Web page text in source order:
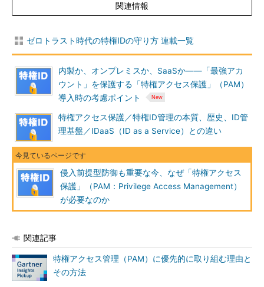
関連情報
ゼロトラスト時代の特権IDの守り方 連載一覧
内製か、オンプレミスか、SaaSか――「最強アカ
ウント」を保護する「特権アクセス保護」（PAM）
導入時の考慮ポイント
特権アクセス保護／特権ID管理の本質、歴史、ID管
理基盤／IDaaS（ID as a Service）との違い
侵入前提型防御も重要な今、なぜ「特権アクセス
保護」（PAM：Privilege Access Management）
が必要なのか
関連記事
特権アクセス管理（PAM）に優先的に取り組む理由と
その方法